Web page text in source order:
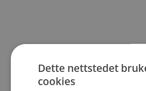
Dette nettstedet
cookies